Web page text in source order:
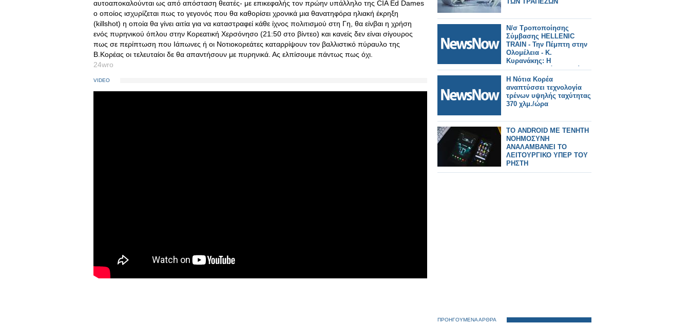
αυτοαποκαλούνται ως από απόσταση θεατές- με επικεφαλής τον πρώην υπάλληλο της CIA Ed Dames
ο οποίος ισχυρίζεται πως το γεγονός που θα καθορίσει χρονικά μια θανατηφόρα ηλιακή έκρηξη
(killshot) η οποία θα γίνει αιτία για να καταστραφεί κάθε ίχνος πολιτισμού στη Γη, θα είνβαι η χρήση
ενός πυρηνικού όπλου στην Κορεατική Χερσόνησο (21:50 στο βίντεο) και κανείς δεν είναι σίγουρος
πως σε περίπτωση που Ιάπωνες ή οι Νοτιοκορεάτες καταρρίψουν τον βαλλιστικό πύραυλο της
B.Κορέας οι τελευταίοι δε θα απαντήσουν με πυρηνικά. Ας ελπίσουμε πάντως πως όχι.
24wro
VIDEO
Ν/σ Τροποποίησης
Σύμβασης HELLENIC
TRAIN - Την Πέμπτη στην
Ολομέλεια - Κ.
Κυρανάκης: Η
αναδιαπραγμάτευση είναι
υπέρ του ελληνικού
δημοσίου και του
σιδηροδρόμου.
Η Νότια Κορέα
αναπτύσσει τεχνολογία
τρένων υψηλής ταχύτητας
370 χλμ./ώρα
TO ANDROID ΜΕ ΤΕΝΗΤΗ
ΝΟΗΜΟΣΥΝΗ
ΑΝΑΛΑΜΒΑΝΕΙ ΤΟ
ΛΕΙΤΟΥΡΓΙΚΟ ΥΠΕΡ ΤΟΥ
ΡΗΣΤΗ
ΠΡΟΗΓΟΥΜΕΝΑ ΑΡΘΡΑ